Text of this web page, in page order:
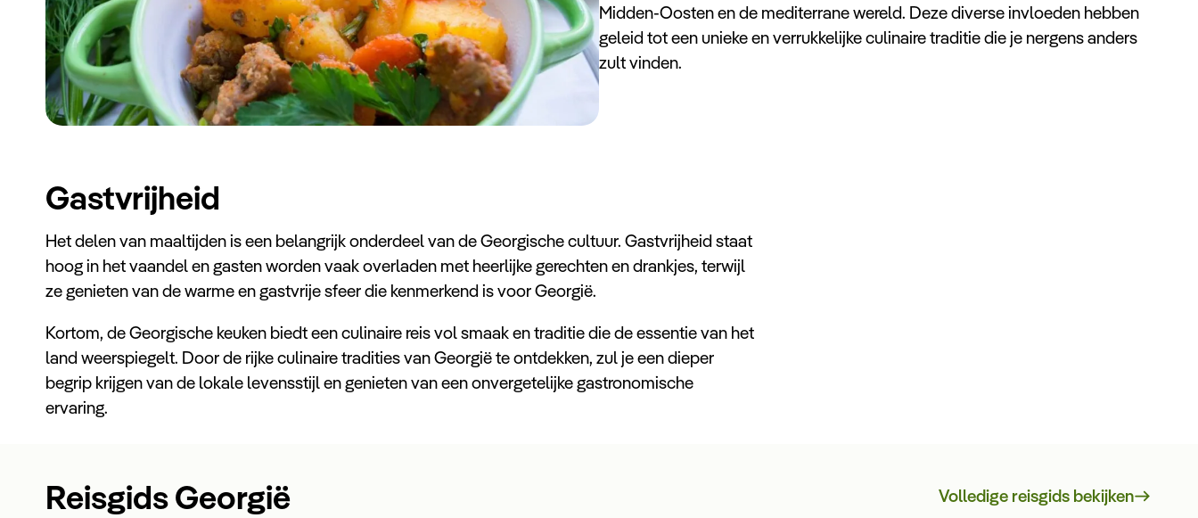
Midden-Oosten en de mediterrane wereld. Deze diverse invloeden hebben
geleid tot een unieke en verrukkelijke culinaire traditie die je nergens anders
zult vinden.
Gastvrijheid
Het delen van maaltijden is een belangrijk onderdeel van de Georgische cultuur. Gastvrijheid staat
hoog in het vaandel en gasten worden vaak overladen met heerlijke gerechten en drankjes, terwijl
ze genieten van de warme en gastvrije sfeer die kenmerkend is voor Georgië.
Kortom, de Georgische keuken biedt een culinaire reis vol smaak en traditie die de essentie van het
land weerspiegelt. Door de rijke culinaire tradities van Georgië te ontdekken, zul je een dieper
begrip krijgen van de lokale levensstijl en genieten van een onvergetelijke gastronomische
ervaring.
Reisgids Georgië Volledige reisgids bekijken